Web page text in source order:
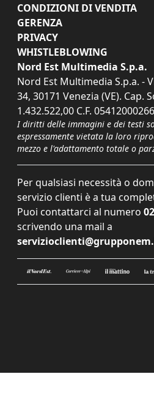
CONDIZIONI DI VENDITA
GERENZA
PRIVACY
WHISTLEBLOWING
Nord Est Multimedia S.p.a.
Nord Est Multimedia S.p.a. -
34, 30171 Venezia (VE). Cap.
1.432.522,00 C.F.
I diritti delle immagini e dei testi
espressamente vietata la loro
mezzo e l'adattamento totale o
Per qualsiasi necessità o
servizio clienti è a tua
Puoi contattarci al numero
scrivendo una mail a